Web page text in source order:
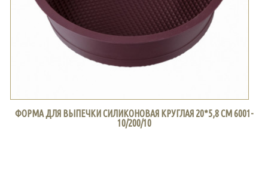
ФОРМА ДЛЯ ВЫПЕЧКИ СИЛИКОНОВАЯ КРУГЛАЯ 20*5,8 СМ 6001-
10/200/10